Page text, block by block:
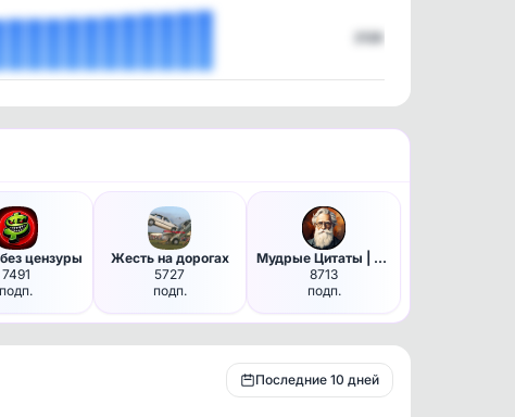
2126
цензуры
7491
подп.
Жесть на дорогах
5727
подп.
Мудрые Цитаты | Саморазвитие
8713
подп.
Последние 10 дней